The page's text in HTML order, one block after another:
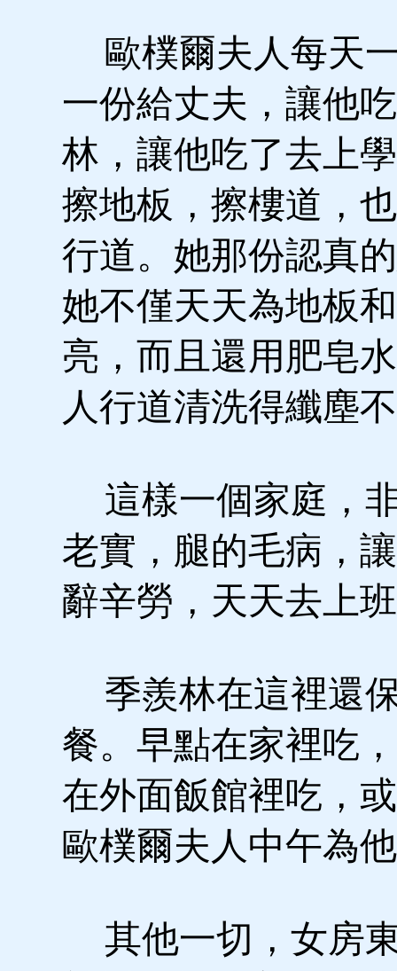
歐樸爾夫人每天
一份給丈夫，讓他
林，讓他吃了去上
擦地板，擦樓道，
行道。她那份認真
她不僅天天為地板
亮，而且還用肥皂
人行道清洗得纖塵
這樣一個家庭，
老實，腿的毛病，
辭辛勞，天天去上
季羨林在這裡還
餐。早點在家裡吃
在外面飯館裡吃，
歐樸爾夫人中午為
其他一切，女房